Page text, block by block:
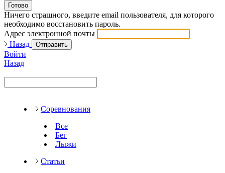
Готово
Ничего страшного, введите email пользователя, для которого
необходимо восстановить пароль.
Адрес электронной почты
Назад
Отправить
Войти
Назад
Соревнования
Все
Бег
Лыжи
Статьи